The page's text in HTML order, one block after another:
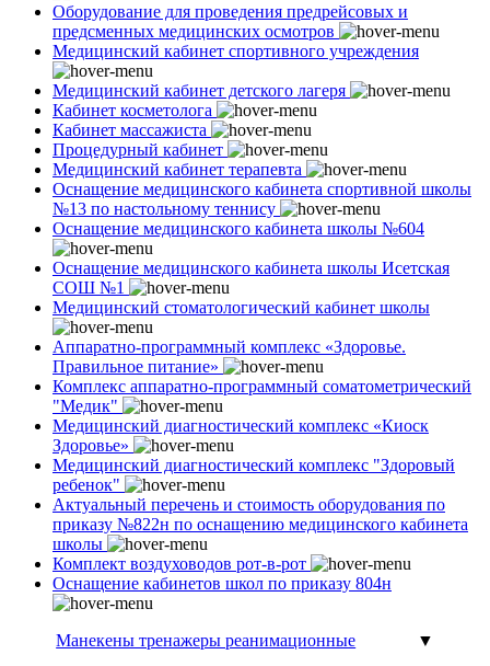
Оборудование для проведения предрейсовых и
предсменных медицинских осмотров
Медицинский кабинет спортивного учреждения
Медицинский кабинет детского лагеря
Кабинет косметолога
Кабинет массажиста
Процедурный кабинет
Медицинский кабинет терапевта
Оснащение медицинского кабинета спортивной школы
№13 по настольному теннису
Оснащение медицинского кабинета школы №604
Оснащение медицинского кабинета школы Исетская
СОШ №1
Медицинский стоматологический кабинет школы
Аппаратно-программный комплекс «Здоровье.
Правильное питание»
Комплекс аппаратно-программный соматометрический
"Медик"
Медицинский диагностический комплекс «Киоск
Здоровье»
Медицинский диагностический комплекс "Здоровый
ребенок"
Актуальный перечень и стоимость оборудования по
приказу №822н по оснащению медицинского кабинета
школы
Комплект воздуховодов рот-в-рот
Оснащение кабинетов школ по приказу 804н
Манекены тренажеры реанимационные
▼